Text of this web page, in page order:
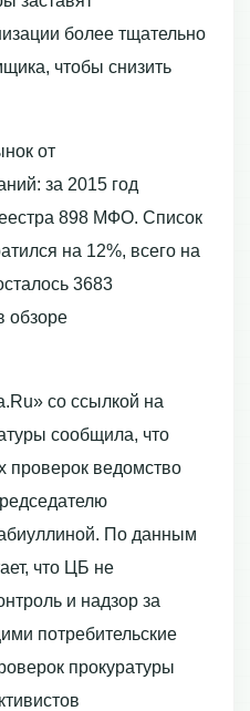
более тщательно
чтобы снизить
от
за 2015 год
898 МФО. Список
на 12%, всего на
3683
обзоре
со ссылкой на
сообщила, что
проверок ведомство
По данным
что ЦБ не
и надзор за
потребительские
прокуратуры